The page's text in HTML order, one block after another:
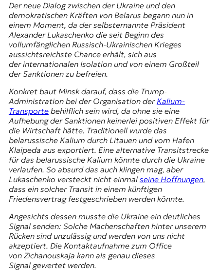
Der neue Dialog zwischen der Ukraine und den
demokratischen Kräften von Belarus begann nun in
einem Moment, da der selbsternannte Präsident
Alexander Lukaschenko die seit Beginn des
vollumfänglichen Russisch-Ukrainischen Krieges
aussichtsreichste Chance erhält, sich aus
der internationalen Isolation und von einem Großteil
der Sanktionen zu befreien.
Konkret baut Minsk darauf, dass die Trump-
Administration bei der Organisation derKalium-
Transportebehilflich sein wird, da ohne sie eine
Aufhebung der Sanktionen keinerlei positiven Effekt für
die Wirtschaft hätte. Traditionell wurde das
belarussische Kalium durch Litauen und vom Hafen
Klaipeda aus exportiert. Eine alternative Transitstrecke
für das belarussische Kalium könnte durch die Ukraine
verlaufen. So absurd das auch klingen mag, aber
Lukaschenko versteckt nicht einmal seine Hoffnungen,
dass ein solcher Transit in einem künftigen
Friedensvertrag festgeschrieben werden könnte.
Angesichts dessen musste die Ukraine ein deutliches
Signal senden: Solche Machenschaften hinter unserem
Rücken sind unzulässig und werden von uns nicht
akzeptiert. Die Kontaktaufnahme zum Office
von Zichanouskaja kann als genau dieses
Signal gewertet werden.